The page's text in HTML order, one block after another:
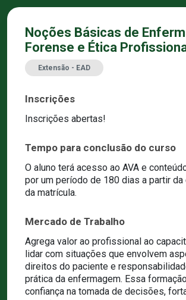
Noções Básicas de
Forense e Ética
Extensão - EAD
Inscrições
Inscrições abertas!
Tempo para conclusão do curso
O aluno terá acesso ao AVA e
por um período de 180 dias a partir da
da matrícula.
Mercado de Trabalho
Agrega valor ao profissional ao
lidar com situações que envolvem
direitos do paciente e
prática da enfermagem. Essa
confiança na tomada de decisões,